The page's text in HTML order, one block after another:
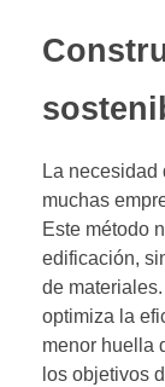
La necesidad
muchas
Este método
edificación,
de
optimiza la
menor huella
los objetivos